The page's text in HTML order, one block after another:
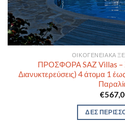
ΟΙΚΟΓΕΝΕΙΑΚΆ
ΠΡΟΣΦΟΡΑ SAZ Villas –
Διανυκτερεύσεις) 4 άτομα 1
€
ΔΕΣ